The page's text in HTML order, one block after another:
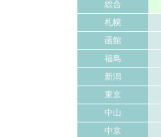
総合
札幌
函館
福島
新潟
東京
中山
中京